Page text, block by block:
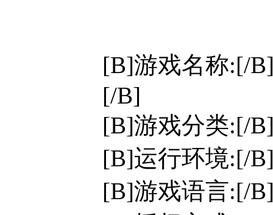
[B]游戏名称:[/
[/B]
[B]游戏分类:[/
[B]运行环境:[/
[B]游戏语言:[/